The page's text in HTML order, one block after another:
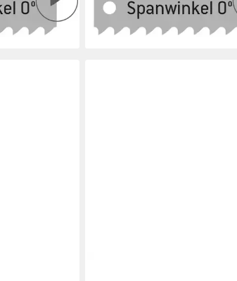
Zpz
bei dir
mm x 25 x 1.25 x 8.5 14
lieferbar - in 3-4 Werktagen bei dir